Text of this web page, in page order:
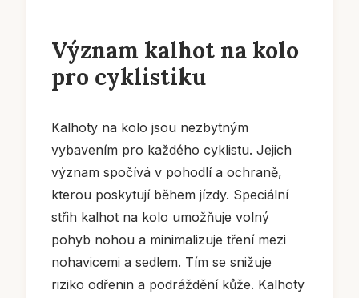
Význam kalhot na kolo
pro cyklistiku
Kalhoty na kolo jsou nezbytným
vybavením pro každého cyklistu. Jejich
význam spočívá v pohodlí a ochraně,
kterou poskytují během jízdy. Speciální
střih kalhot na kolo umožňuje volný
pohyb nohou a minimalizuje tření mezi
nohavicemi a sedlem. Tím se snižuje
riziko odřenin a podráždění kůže. Kalhoty